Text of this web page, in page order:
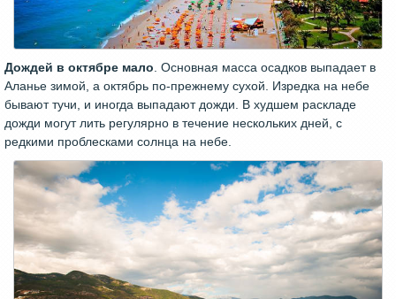
Дождей в октябре мало . Основная масса осадков выпадает в
Аланье зимой, а октябрь по-прежнему сухой. Изредка на небе
бывают тучи, и иногда выпадают дожди. В худшем раскладе
дожди могут лить регулярно в течение нескольких дней, с
редкими проблесками солнца на небе.